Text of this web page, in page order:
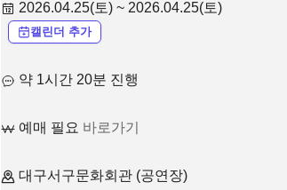
2026.04.25(토) ~ 2026.04.25(토)
캘린더 추가
약 1시간 20분 진행
예매 필요 바로가기
대구서구문화회관 (공연장)